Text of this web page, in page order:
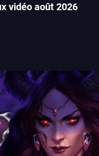
vidéo août 2026